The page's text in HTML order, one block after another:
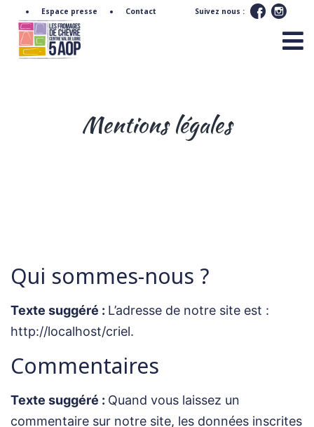
Espace presse Contact Suivez nous :
Mentions légales
Qui sommes-nous ?
Texte suggéré : L’adresse de notre site est :
http://localhost/criel.
Commentaires
Texte suggéré : Quand vous laissez un
commentaire sur notre site, les données inscrites